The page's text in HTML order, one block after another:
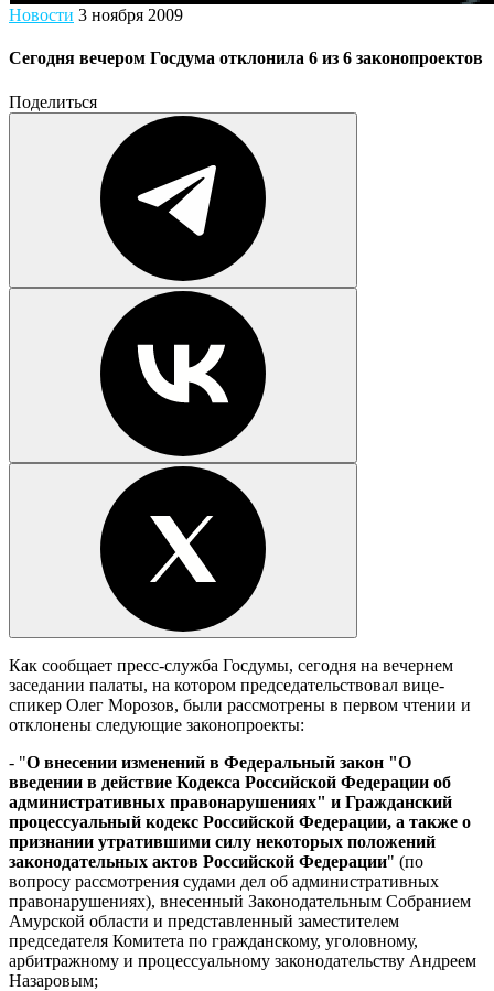
Новости 3 ноября 2009
Сегодня вечером Госдума отклонила 6 из 6 законопроектов
Поделиться
Как сообщает пресс-служба Госдумы, сегодня на вечернем
заседании палаты, на котором председательствовал вице-
спикер Олег Морозов, были рассмотрены в первом чтении и
отклонены следующие законопроекты:
- "О внесении изменений в Федеральный закон "О
введении в действие Кодекса Российской Федерации об
административных правонарушениях" и Гражданский
процессуальный кодекс Российской Федерации, а также о
признании утратившими силу некоторых положений
законодательных актов Российской Федерации" (по
вопросу рассмотрения судами дел об административных
правонарушениях), внесенный Законодательным Собранием
Амурской области и представленный заместителем
председателя Комитета по гражданскому, уголовному,
арбитражному и процессуальному законодательству Андреем
Назаровым;